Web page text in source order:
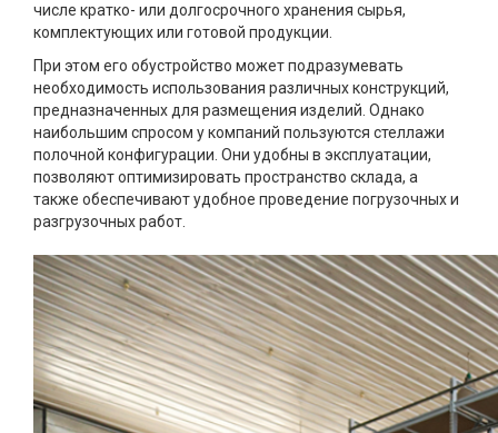
числе кратко- или долгосрочного хранения сырья,
комплектующих или готовой продукции.
При этом его обустройство может подразумевать
необходимость использования различных конструкций,
предназначенных для размещения изделий. Однако
наибольшим спросом у компаний пользуются стеллажи
полочной конфигурации. Они удобны в эксплуатации,
позволяют оптимизировать пространство склада, а
также обеспечивают удобное проведение погрузочных и
разгрузочных работ.